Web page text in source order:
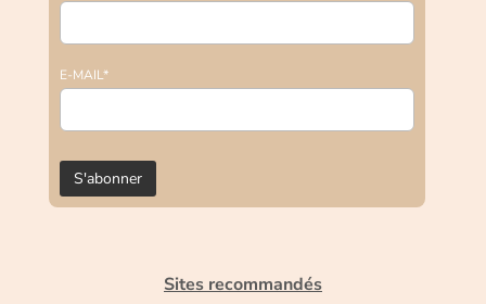
E-MAIL*
Sites recommandés